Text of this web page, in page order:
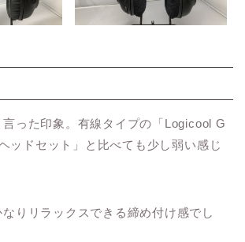
った印象。有線タイプの「Logicool G
ッドセット」と比べても少し弱い感じ
りリラックスできる締め付け感でし